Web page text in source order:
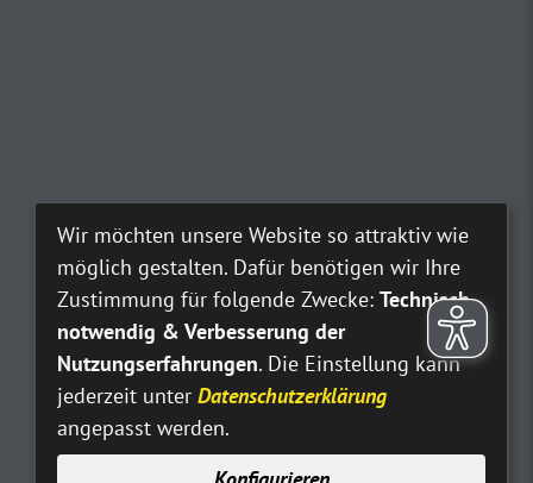
Wir möchten unsere Website so attraktiv wie
möglich gestalten. Dafür benötigen wir Ihre
Zustimmung für folgende Zwecke: Technisch
notwendig & Verbesserung der
Nutzungserfahrungen. Die Einstellung kann
jederzeit unter Datenschutzerklärung
angepasst werden.